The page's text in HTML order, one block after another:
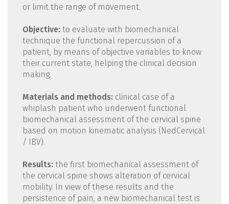
or limit the range of movement.
Objective: to evaluate with biomechanical
technique the functional repercussion of a
patient, by means of objective variables to know
their current state, helping the clinical decision
making.
Materials and methods: clinical case of a
whiplash patient who underwent functional
biomechanical assessment of the cervical spine
based on motion kinematic analysis (NedCervical
/ IBV).
Results: the first biomechanical assessment of
the cervical spine shows alteration of cervical
mobility. In view of these results and the
persistence of pain, a new biomechanical test is